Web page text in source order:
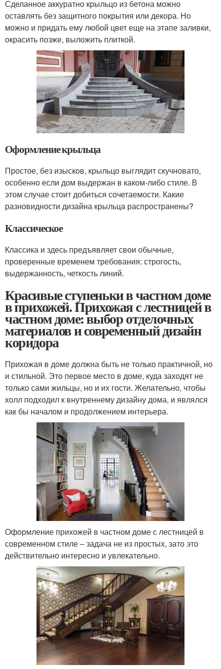
Сделанное аккуратно крыльцо из бетона можно
оставлять без защитного покрытия или декора. Но
можно и придать ему любой цвет еще на этапе заливки,
окрасить позже, выложить плиткой.
Оформление крыльца
Простое, без изысков, крыльцо выглядит скучновато,
особенно если дом выдержан в каком-либо стиле. В
этом случае стоит добиться сочетаемости. Какие
разновидности дизайна крыльца распространены?
Классическое
Классика и здесь предъявляет свои обычные,
проверенные временем требования: строгость,
выдержанность, четкость линий.
Красивые ступеньки в частном доме
в прихожей. Прихожая с лестницей в
частном доме: выбор отделочных
материалов и современный дизайн
коридора
Прихожая в доме должна быть не только практичной, но
и стильной. Это первое место в доме, куда заходят не
только сами жильцы, но и их гости. Желательно, чтобы
холл подходил к внутреннему дизайну дома, и являлся
как бы началом и продолжением интерьера.
Оформление прихожей в частном доме с лестницей в
современном стиле – задача не из простых, зато это
действительно интересно и увлекательно.